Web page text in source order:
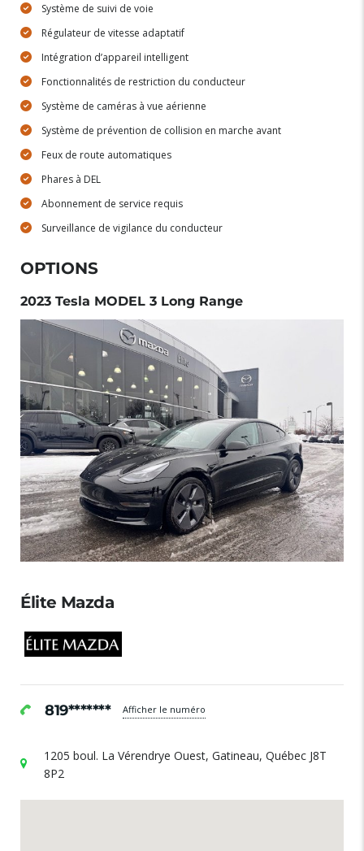
Système de suivi de voie
Régulateur de vitesse adaptatif
Intégration d’appareil intelligent
Fonctionnalités de restriction du conducteur
Système de caméras à vue aérienne
Système de prévention de collision en marche avant
Feux de route automatiques
Phares à DEL
Abonnement de service requis
Surveillance de vigilance du conducteur
OPTIONS
2023 Tesla MODEL 3 Long Range
Élite Mazda
819******* Afficher le numéro
1205 boul. La Vérendrye Ouest, Gatineau, Québec J8T
8P2